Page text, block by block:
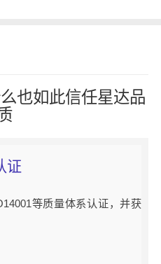
也如此信任星达品
证
等质量体系认证，并获